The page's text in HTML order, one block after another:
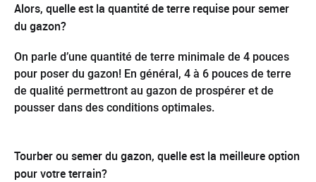
Alors, quelle est la quantité de terre requise pour semer
du gazon?
On parle d’une quantité de terre minimale de 4 pouces
pour poser du gazon! En général, 4 à 6 pouces de terre
de qualité permettront au gazon de prospérer et de
pousser dans des conditions optimales.
Tourber ou semer du gazon, quelle est la meilleure option
pour votre terrain?